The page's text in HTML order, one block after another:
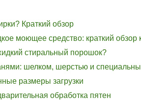
Краткий обзор
моющее средство: краткий обзор
стиральный порошок?
шелком, шерстью и
размеры загрузки
обработка пятен